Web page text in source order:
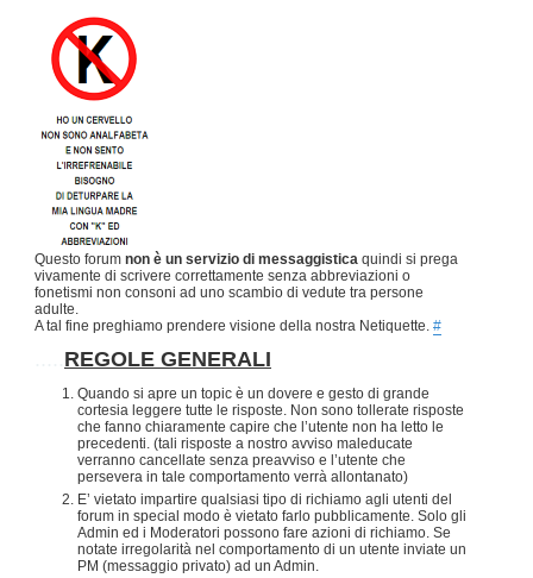
Questo forum non è un servizio di messaggistica quindi si prega
vivamente di scrivere correttamente senza abbreviazioni o
fonetismi non consoni ad uno scambio di vedute tra persone
adulte.
A tal fine preghiamo prendere visione della nostra Netiquette. #
REGOLE GENERALI
Quando si apre un topic è un dovere e gesto di grande
cortesia leggere tutte le risposte. Non sono tollerate risposte
che fanno chiaramente capire che l’utente non ha letto le
precedenti. (tali risposte a nostro avviso maleducate
verranno cancellate senza preavviso e l’utente che
persevera in tale comportamento verrà allontanato)
E’ vietato impartire qualsiasi tipo di richiamo agli utenti del
forum in special modo è vietato farlo pubblicamente. Solo gli
Admin ed i Moderatori possono fare azioni di richiamo. Se
notate irregolarità nel comportamento di un utente inviate un
PM (messaggio privato) ad un Admin.